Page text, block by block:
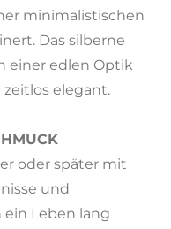
minimalistischen
Das silberne
einer edlen Optik
elegant.
oder später mit
und
ein Leben lang